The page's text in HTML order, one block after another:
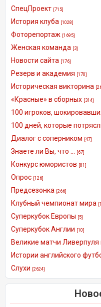
СпецПроект [715]
История клуба [1028]
Фоторепортаж [1695]
Женская команда [3]
Новости сайта [176]
Резерв и академия [170]
Историческая викторина
«Красные» в сборных [314]
100 игроков,
100 дней, которые
Диалог с соперником [47]
Знаете ли Вы, что ... [67]
Конкурс юмористов [81]
Опрос [126]
Предсезонка [266]
Клубный чемпионат мира
Суперкубок Европы [5]
Суперкубок Англии [10]
Великие матчи
Истории английского
Слухи [2624]